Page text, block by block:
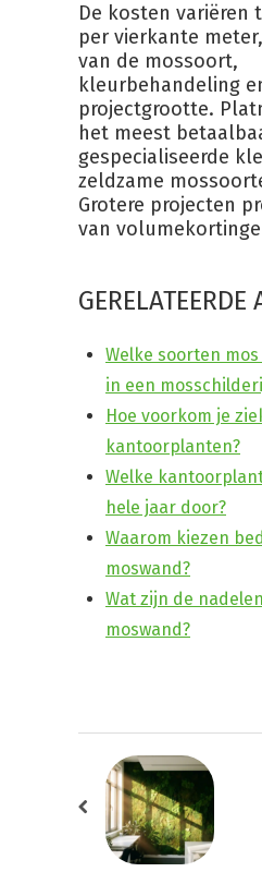
De kosten variëren
per vierkante
van de mossoort,
kleurbehandeling
projectgrootte.
het meest
gespecialiseerde
zeldzame
Grotere projecten
van
GERELATEERDE
Welke soorten
in een
Hoe voorkom je
kantoorplanten?
Welke
hele jaar door?
Waarom kiezen
moswand?
Wat zijn de
moswand?